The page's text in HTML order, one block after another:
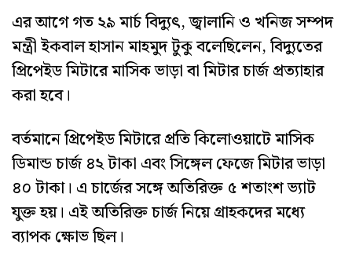
এর আগে গত ২৯ মার্চ বিদ্যুৎ, জ্বালানি ও খনিজ সম্পদ
মন্ত্রী ইকবাল হাসান মাহমুদ টুকু বলেছিলেন, বিদ্যুতের
প্রিপেইড মিটারে মাসিক ভাড়া বা মিটার চার্জ প্রত্যাহার
করা হবে।
বর্তমানে প্রিপেইড মিটারে প্রতি কিলোওয়াটে মাসিক
ডিমান্ড চার্জ ৪২ টাকা এবং সিঙ্গেল ফেজে মিটার ভাড়া
৪০ টাকা। এ চার্জের সঙ্গে অতিরিক্ত ৫ শতাংশ ভ্যাট
যুক্ত হয়। এই অতিরিক্ত চার্জ নিয়ে গ্রাহকদের মধ্যে
ব্যাপক ক্ষোভ ছিল।